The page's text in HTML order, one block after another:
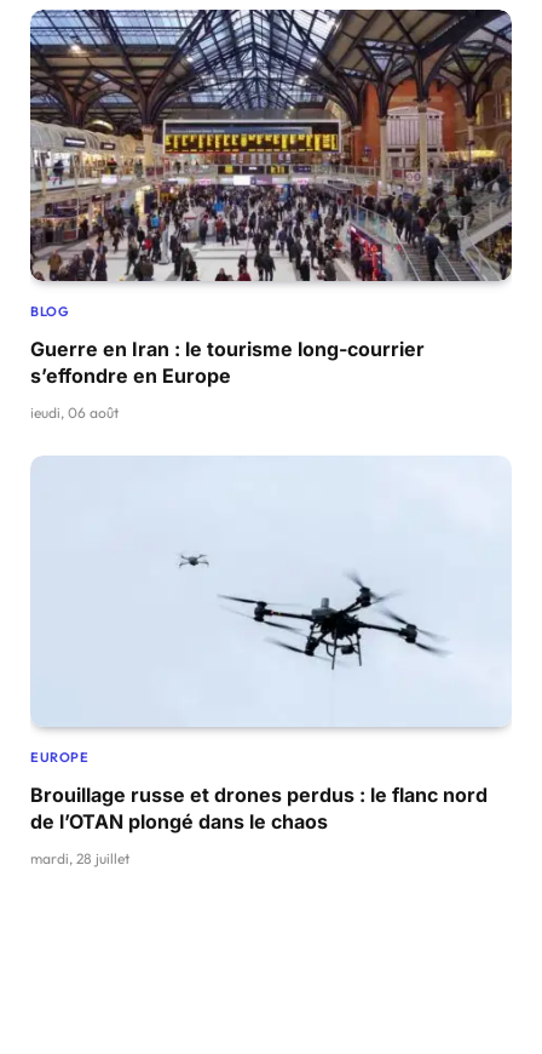
BLOG
Guerre en Iran : le tourisme long-courrier
s’effondre en Europe
jeudi, 06 août
EUROPE
Brouillage russe et drones perdus : le flanc nord
de l’OTAN plongé dans le chaos
mardi, 28 juillet